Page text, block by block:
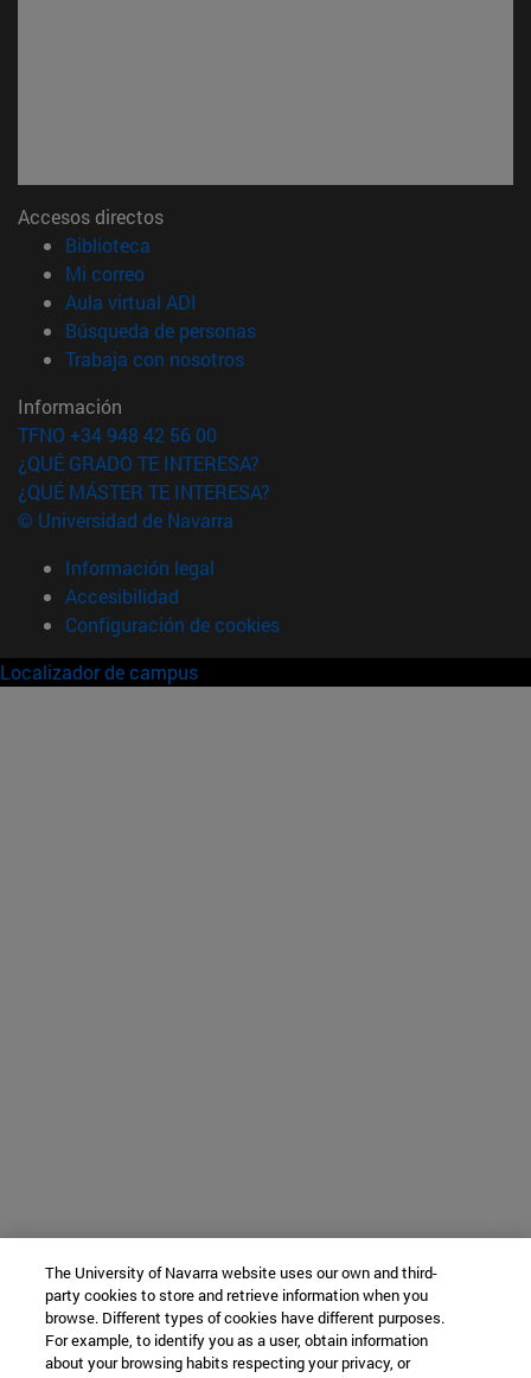
Accesos directos
Biblioteca
Mi correo(abre en nueva ventana)
Aula virtual ADI
Búsqueda de personas(abre en nueva ventana)
Trabaja con nosotros(abre en nueva ventana)
Información
TFNO +34 948 42 56 00
¿QUÉ GRADO TE INTERESA?
¿QUÉ MÁSTER TE INTERESA?
© Universidad de Navarra
Información legal
Accesibilidad
Configuración de cookies
Localizador de campus
The University of Navarra website uses our own and third-
party cookies to store and retrieve information when you
browse. Different types of cookies have different purposes.
For example, to identify you as a user, obtain information
about your browsing habits respecting your privacy, or